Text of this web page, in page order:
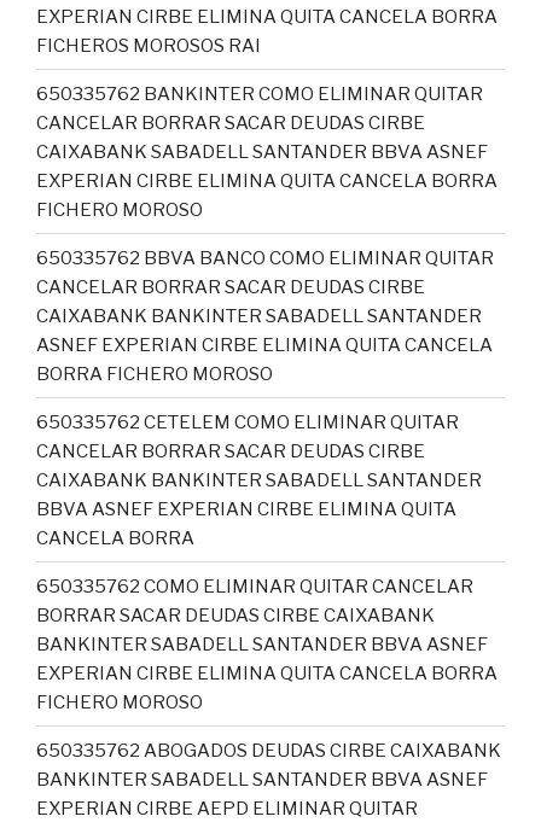
EXPERIAN CIRBE ELIMINA QUITA CANCELA BORRA
FICHEROS MOROSOS RAI
650335762 BANKINTER COMO ELIMINAR QUITAR
CANCELAR BORRAR SACAR DEUDAS CIRBE
CAIXABANK SABADELL SANTANDER BBVA ASNEF
EXPERIAN CIRBE ELIMINA QUITA CANCELA BORRA
FICHERO MOROSO
650335762 BBVA BANCO COMO ELIMINAR QUITAR
CANCELAR BORRAR SACAR DEUDAS CIRBE
CAIXABANK BANKINTER SABADELL SANTANDER
ASNEF EXPERIAN CIRBE ELIMINA QUITA CANCELA
BORRA FICHERO MOROSO
650335762 CETELEM COMO ELIMINAR QUITAR
CANCELAR BORRAR SACAR DEUDAS CIRBE
CAIXABANK BANKINTER SABADELL SANTANDER
BBVA ASNEF EXPERIAN CIRBE ELIMINA QUITA
CANCELA BORRA
650335762 COMO ELIMINAR QUITAR CANCELAR
BORRAR SACAR DEUDAS CIRBE CAIXABANK
BANKINTER SABADELL SANTANDER BBVA ASNEF
EXPERIAN CIRBE ELIMINA QUITA CANCELA BORRA
FICHERO MOROSO
650335762 ABOGADOS DEUDAS CIRBE CAIXABANK
BANKINTER SABADELL SANTANDER BBVA ASNEF
EXPERIAN CIRBE AEPD ELIMINAR QUITAR